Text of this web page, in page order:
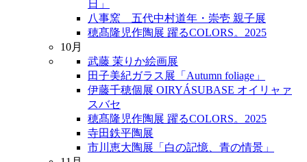
日」
八事窯 五代中村道年・崇壱 親子展
穂髙隆児作陶展 躍るCOLORS。2025
10月
武藤 茉りか絵画展
田子美紀ガラス展「Autumn foliage」
伊藤千穂個展 OIRYÁSUBASE オイリャァ
スバセ
穂髙隆児作陶展 躍るCOLORS。2025
寺田鉄平陶展
市川恵大陶展「白の記憶、青の情景」